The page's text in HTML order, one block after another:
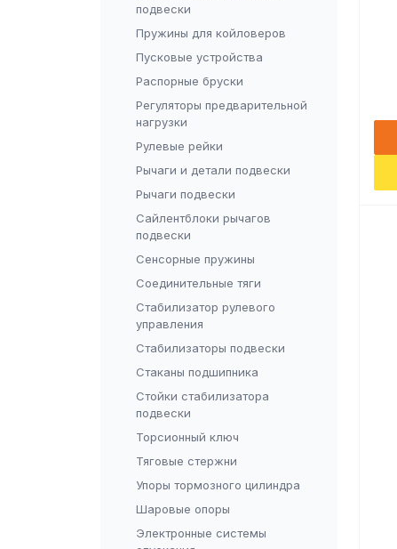
подвески
Пружины для койловеров
Пусковые устройства
Распорные бруски
Регуляторы предварительной
нагрузки
Рулевые рейки
Рычаги и детали подвески
Рычаги подвески
Сайлентблоки рычагов
подвески
Сенсорные пружины
Соединительные тяги
Стабилизатор рулевого
управления
Стабилизаторы подвески
Стаканы подшипника
Стойки стабилизатора
подвески
Торсионный ключ
Тяговые стержни
Упоры тормозного цилиндра
Шаровые опоры
Электронные системы